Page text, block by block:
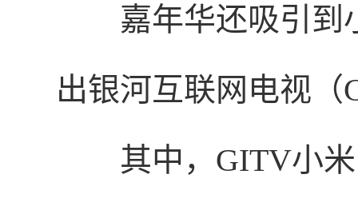
嘉年华还吸引到
出银河互联网电视
其中，GITV小